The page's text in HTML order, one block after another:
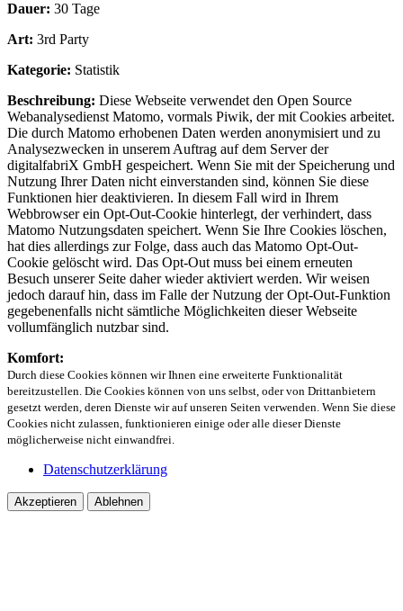
Dauer: 30 Tage
Art: 3rd Party
Kategorie: Statistik
Beschreibung: Diese Webseite verwendet den Open Source
Webanalysedienst Matomo, vormals Piwik, der mit Cookies arbeitet.
Die durch Matomo erhobenen Daten werden anonymisiert und zu
Analysezwecken in unserem Auftrag auf dem Server der
digitalfabriX GmbH gespeichert. Wenn Sie mit der Speicherung und
Nutzung Ihrer Daten nicht einverstanden sind, können Sie diese
Funktionen hier deaktivieren. In diesem Fall wird in Ihrem
Webbrowser ein Opt-Out-Cookie hinterlegt, der verhindert, dass
Matomo Nutzungsdaten speichert. Wenn Sie Ihre Cookies löschen,
hat dies allerdings zur Folge, dass auch das Matomo Opt-Out-
Cookie gelöscht wird. Das Opt-Out muss bei einem erneuten
Besuch unserer Seite daher wieder aktiviert werden. Wir weisen
jedoch darauf hin, dass im Falle der Nutzung der Opt-Out-Funktion
gegebenenfalls nicht sämtliche Möglichkeiten dieser Webseite
vollumfänglich nutzbar sind.
Komfort:
Durch diese Cookies können wir Ihnen eine erweiterte Funktionalität
bereitzustellen. Die Cookies können von uns selbst, oder von Drittanbietern
gesetzt werden, deren Dienste wir auf unseren Seiten verwenden. Wenn Sie diese
Cookies nicht zulassen, funktionieren einige oder alle dieser Dienste
möglicherweise nicht einwandfrei.
Datenschutzerklärung
Akzeptieren Ablehnen